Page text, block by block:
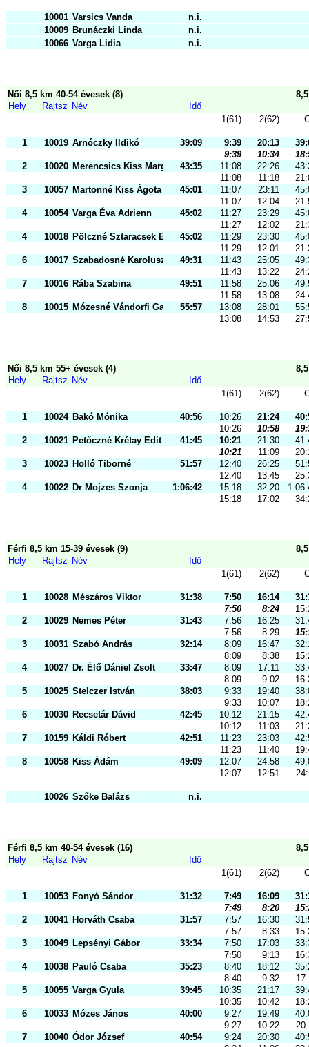
10001 Varsics Vanda
n.i.
10009 Brunáczki Linda
n.i.
10066 Varga Lidia n.i.
Női 8,5 km 40-54 évesek (8)
Hely
Rajtsz Név
Idő
1(61)
2(62)
1 10019 Arnóczky Ildikó 39:09 9:39 20:13
9:39
10:34
2
10020 Merencsics Kiss Margit 43:35 11:08 22:26
11:08
11:18
3
10057 Martonné Kiss Ágota 45:01 11:07 23:11
11:07
12:04
4
10054 Varga Éva Adrienn 45:02 11:27 23:29
11:27
12:02
4
10018 Pölczné Sztaracsek Bernadett
45:02 11:29 23:30
11:29
12:01
6
10017 Szabadosné Karolusz 49:31 11:43 25:05
11:43
13:22
7
10016 Rába Szabina 49:51 11:58 25:06
11:58
13:08
8
10015 Mózesné Vándorfi Gabriella55:57 13:08 28:01
13:08
14:53
Női 8,5 km 55+ évesek (4)
Hely
Rajtsz Név
Idő
1(61)
2(62)
1 10024 Bakó Mónika 40:56 10:26 21:24
10:26
10:58
2
10021 Petőczné Krétay Edit 41:45 10:21 21:30
10:21
11:09
3
10023 Holló Tiborné 51:57 12:40 26:25
12:40
13:45
4
10022 Dr Mojzes Szonja 1:06:42 15:18 32:20
15:18
17:02
Férfi 8,5 km 15-39 évesek (9)
Hely
Rajtsz Név
Idő
1(61)
2(62)
1 10028 Mészáros Viktor 31:38 7:50 16:14
7:50
8:24
2
10029 Nemes Péter 31:43 7:56 16:25
7:56
8:29
3
10031 Szabó András 32:14 8:09 16:47
8:09
8:38
4
10027 Dr. Élő Dániel Zsolt 33:47 8:09 17:11
8:09
9:02
5
10025 Stelczer István 38:03 9:33 19:40
9:33
10:07
6
10030 Recsetár Dávid 42:45 10:12 21:15
10:12
11:03
7
10159 Káldi Róbert 42:51 11:23 23:03
11:23
11:40
8
10058 Kiss Ádám 49:09 12:07 24:58
12:07
12:51
10026 Szőke Balázs n.i.
Férfi 8,5 km 40-54 évesek (16)
Hely
Rajtsz Név
Idő
1(61)
2(62)
1 10053 Fonyó Sándor 31:32 7:49 16:09
7:49
8:20
2
10041 Horváth Csaba 31:57 7:57 16:30
7:57
8:33
3
10049 Lepsényi Gábor 33:34 7:50 17:03
7:50
9:13
4
10038 Pauló Csaba 35:23 8:40 18:12
8:40
9:32
5
10055 Varga Gyula 39:45 10:35 21:17
10:35
10:42
6
10033 Mózes János 40:00 9:27 19:49
9:27
10:22
7
10040 Ódor József 40:54 9:24 20:30